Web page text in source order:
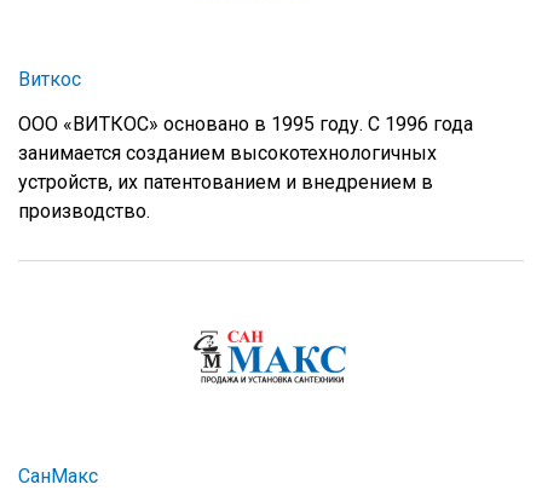
Виткос
ООО «ВИТКОС» основано в 1995 году. С 1996 года
занимается созданием высокотехнологичных
устройств, их патентованием и внедрением в
производство.
СанМакс